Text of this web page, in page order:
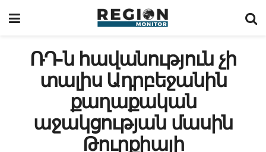
ՌԴ-ն հավանություն չի
տալիս Ադրբեջանին
քաղաքական
աջակցության մասին
Թուրքիայի